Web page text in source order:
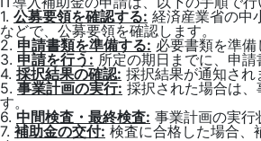
1. 公募要領を確認する: 経済産業省の中
などで、公募要領を確認します。
2. 申請書類を準備する: 必要書類を準備
3. 申請を行う: 所定の期日までに、申請
4. 採択結果の確認: 採択結果が通知され
5. 事業計画の実行: 採択された場合は、
す。
6. 中間検査・最終検査: 事業計画の実行
7. 補助金の交付: 検査に合格した場合、